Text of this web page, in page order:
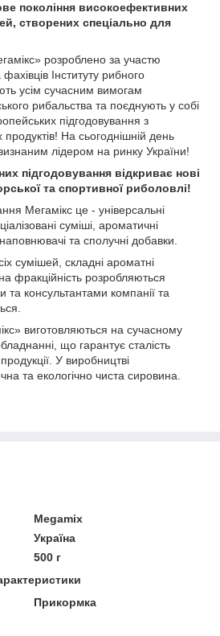
покоління високоефективних
створених спеціально для
розроблено за участю
Інституту рибного
усім сучасним вимогам
рибальства та поєднують у собі
підгодовування з
продуктів! На сьогоднішній день
лідером на ринку України!
підгодовування відкриває нові
та спортивної риболовлі!
Мегамікс це - універсальні
суміші, ароматичні
та сполучні добавки.
сумішей, складні ароматні
фракційність розробляються
та консультантами компанії та
виготовляються на сучасному
що гарантує сталість
У виробництві
та екологічно чиста сировина.
Megamix
Україна
500 г
Прикормка